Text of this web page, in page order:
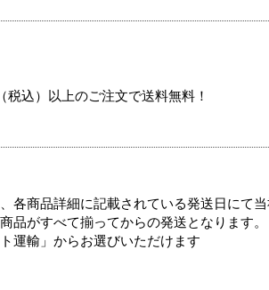
込）以上のご注文で送料無料！
各商品詳細に記載されている発送日にて当
品がすべて揃ってからの発送となります。
運輸」からお選びいただけます